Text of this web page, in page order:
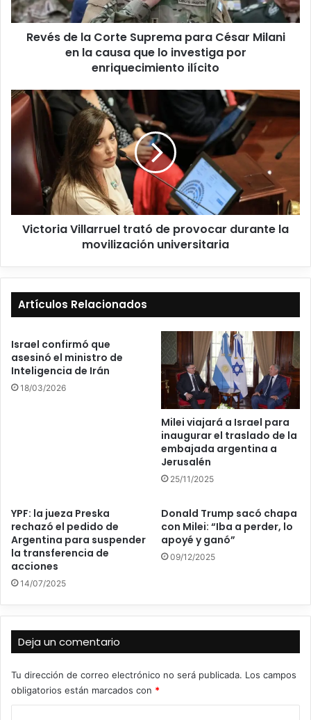
Revés de la Corte Suprema para César Milani
en la causa que lo investiga por
enriquecimiento ilícito
Victoria Villarruel trató de provocar durante la
movilización universitaria
Artículos Relacionados
Israel confirmó que
asesinó el ministro de
Inteligencia de Irán
18/03/2026
Milei viajará a Israel para
inaugurar el traslado de la
embajada argentina a
Jerusalén
25/11/2025
YPF: la jueza Preska
rechazó el pedido de
Argentina para suspender
la transferencia de
acciones
14/07/2025
Donald Trump sacó chapa
con Milei: “Iba a perder, lo
apoyé y ganó”
09/12/2025
Deja un comentario
Tu dirección de correo electrónico no será publicada. Los campos
obligatorios están marcados con *